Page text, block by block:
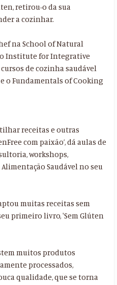
retirou-o da sua
a cozinhar.
na School of Natural
Institute for Integrative
de cozinha saudável
o Fundamentals of Cooking
receitas e outras
com paixão’, dá aulas de
workshops,
Saudável no seu
muitas receitas sem
primeiro livro, 'Sem Glúten
muitos produtos
processados,
qualidade, que se torna